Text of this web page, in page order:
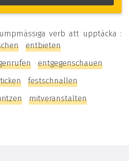
verb att upptäcka :
entbieten
entgegenschauen
festschnallen
mitveranstalten